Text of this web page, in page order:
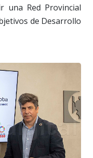
una Red Provincial
de Desarrollo